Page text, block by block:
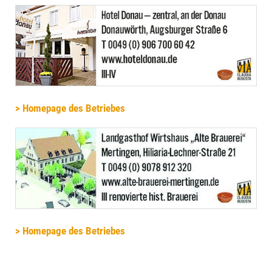
> Homepage des Betriebes
> Homepage des Betriebes